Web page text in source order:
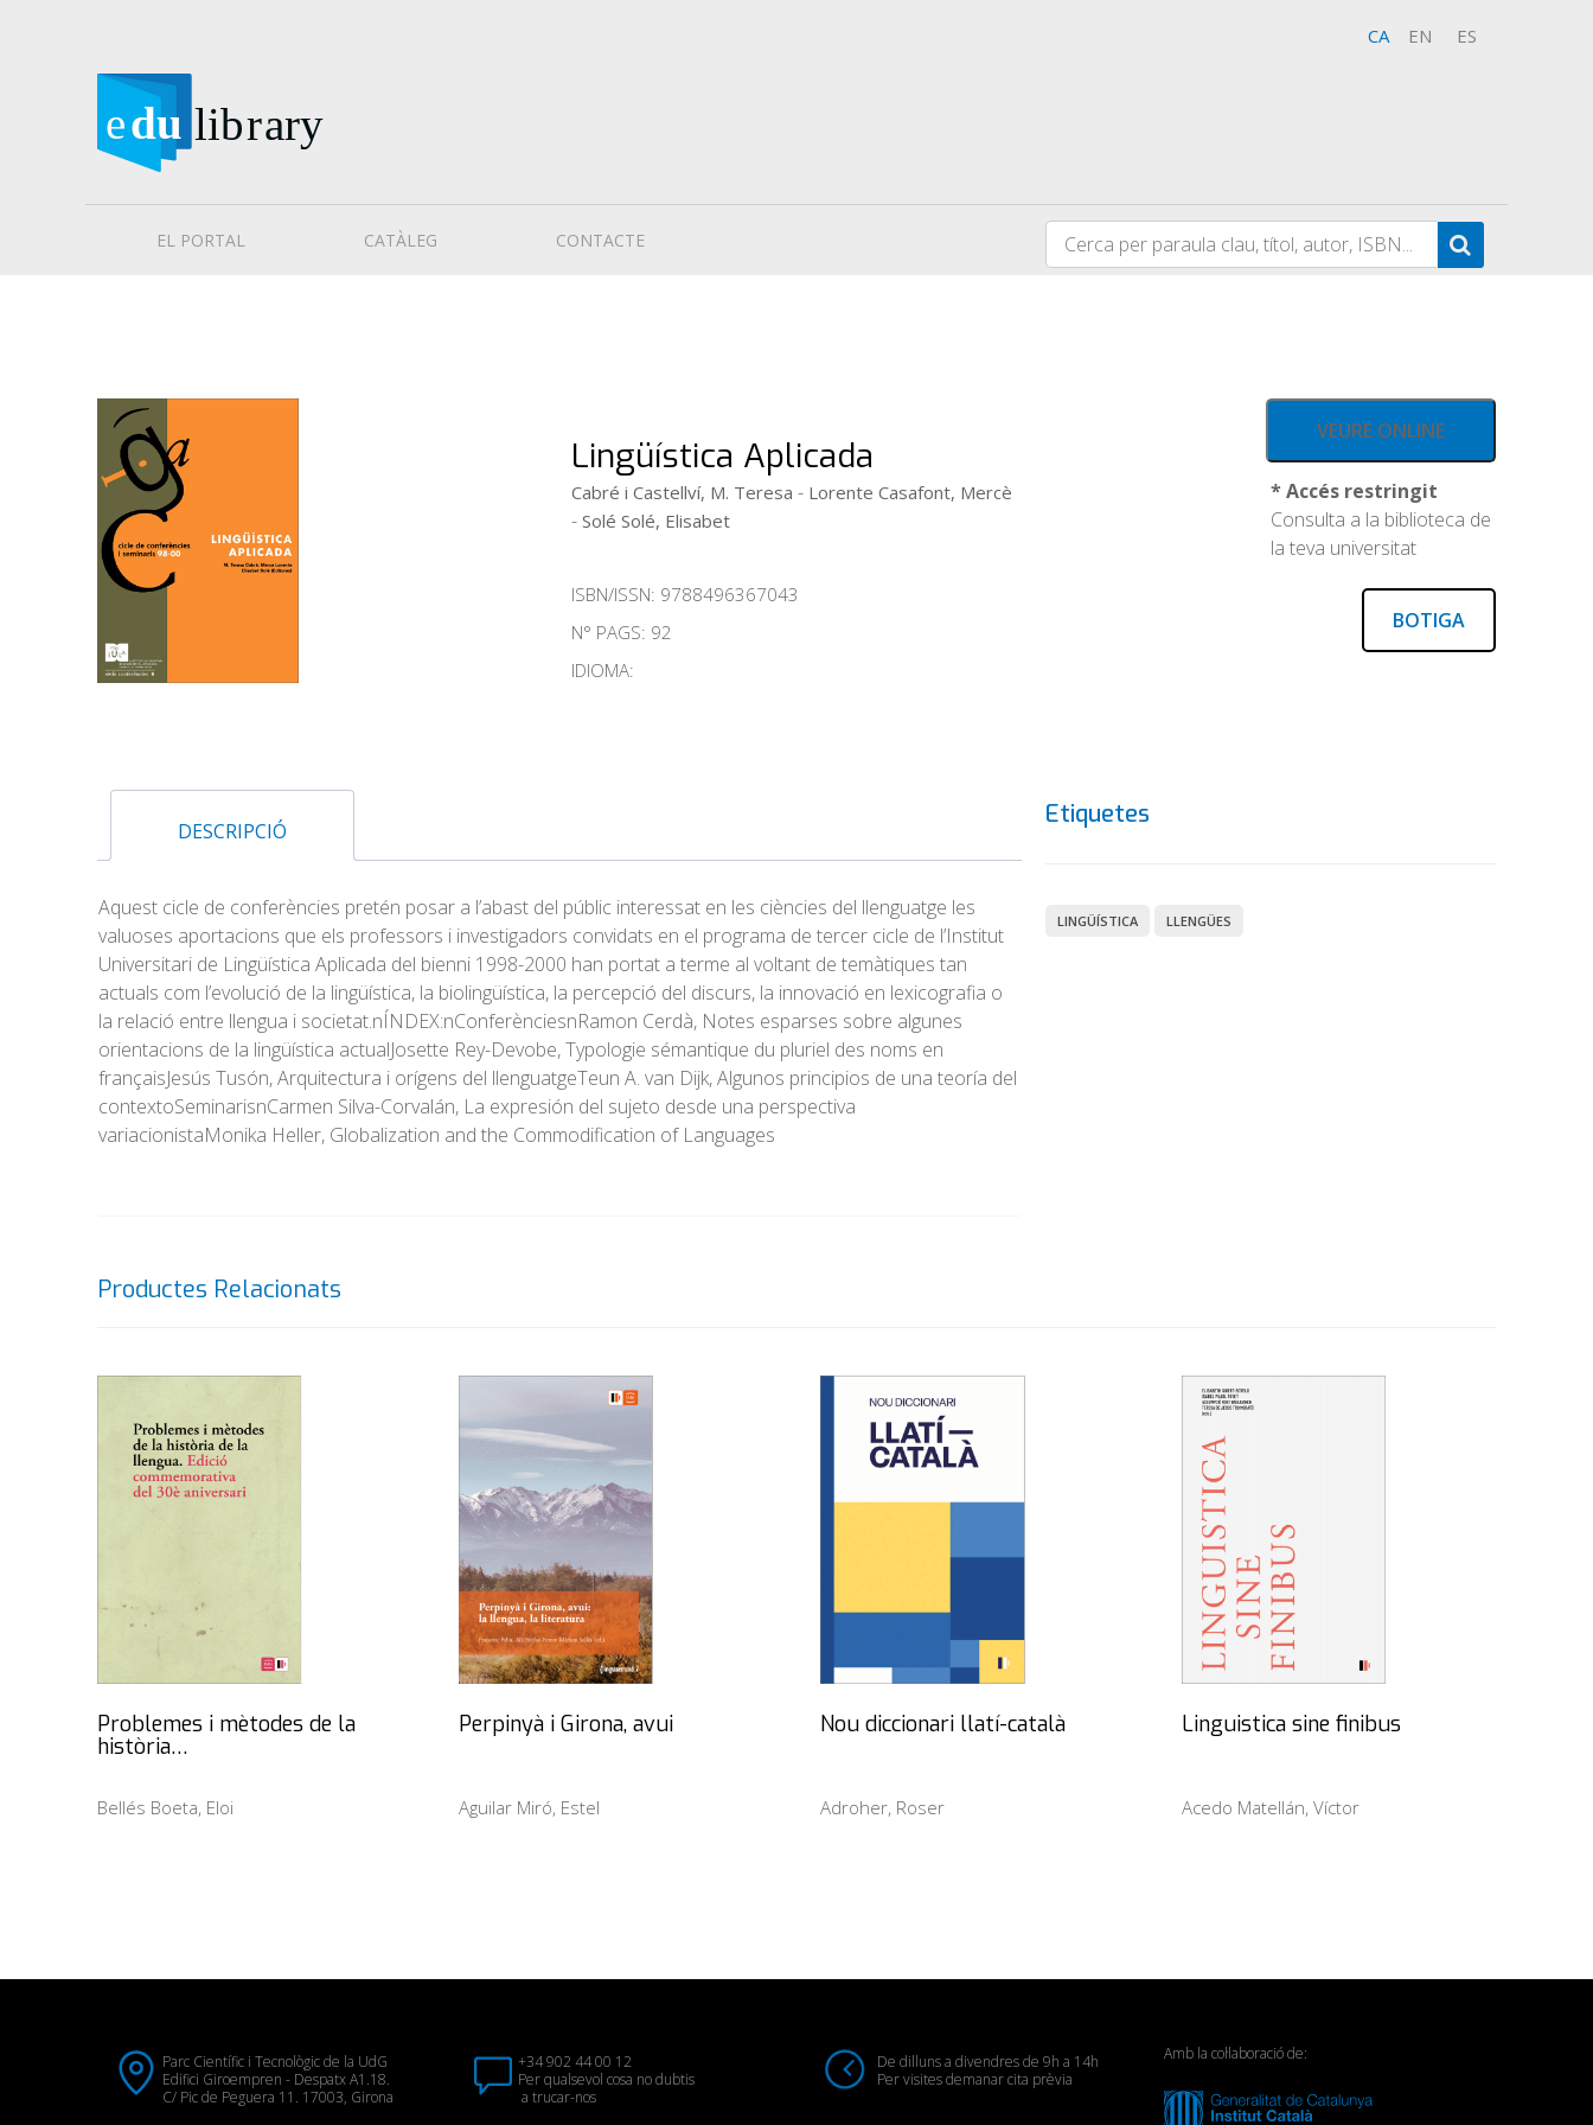
CA EN ES
EL PORTAL CATÀLEG CONTACTE
Lingüística Aplicada
Cabré i Castellví, M. Teresa - Lorente Casafont, Mercè
- Solé Solé, Elisabet
ISBN/ISSN: 9788496367043
N° PAGS: 92
IDIOMA:
VEURE ONLINE
* Accés restringit
Consulta a la biblioteca de
la teva universitat
BOTIGA
DESCRIPCIÓ
Aquest cicle de conferències pretén posar a l’abast del públic interessat en les ciències del llenguatge les
valuoses aportacions que els professors i investigadors convidats en el programa de tercer cicle de l’Institut
Universitari de Lingüística Aplicada del bienni 1998-2000 han portat a terme al voltant de temàtiques tan
actuals com l’evolució de la lingüística, la biolingüística, la percepció del discurs, la innovació en lexicografia o
la relació entre llengua i societat.nÍNDEX:nConferènciesnRamon Cerdà, Notes esparses sobre algunes
orientacions de la lingüística actualJosette Rey-Devobe, Typologie sémantique du pluriel des noms en
françaisJesús Tusón, Arquitectura i orígens del llenguatgeTeun A. van Dijk, Algunos principios de una teoría del
contextoSeminarisnCarmen Silva-Corvalán, La expresión del sujeto desde una perspectiva
variacionistaMonika Heller, Globalization and the Commodification of Languages
Etiquetes
LINGÜÍSTICA LLENGÜES
Productes Relacionats
Problemes i mètodes de la
història…
Bellés Boeta, Eloi
Perpinyà i Girona, avui
Aguilar Miró, Estel
Nou diccionari llatí-català
Adroher, Roser
Linguistica sine finibus
Acedo Matellán, Víctor
Parc Científic i Tecnològic de la UdG
Edifici Giroempren - Despatx A1.18.
C/ Pic de Peguera 11. 17003, Girona
+34 902 44 00 12
Per qualsevol cosa no dubtis
a trucar-nos
De dilluns a divendres de 9h a 14h
Per visites demanar cita prèvia
Amb la col·laboració de: